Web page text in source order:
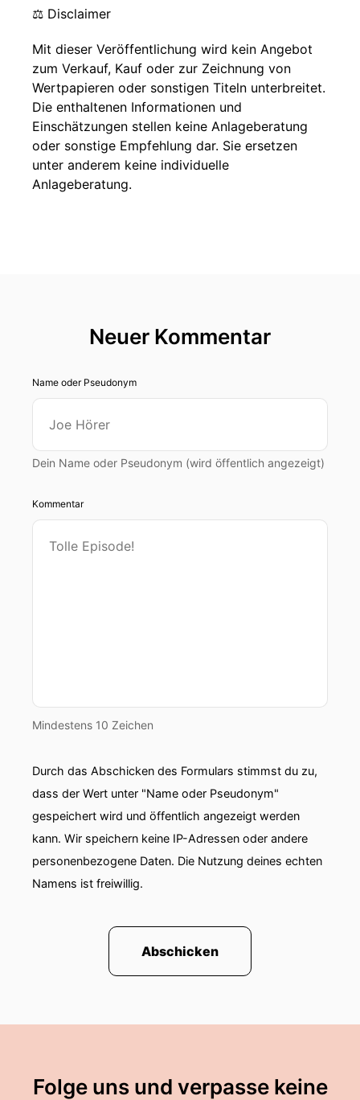
⚖️ Disclaimer
Mit dieser Veröffentlichung wird kein Angebot
zum Verkauf, Kauf oder zur Zeichnung von
Wertpapieren oder sonstigen Titeln unterbreitet.
Die enthaltenen Informationen und
Einschätzungen stellen keine Anlageberatung
oder sonstige Empfehlung dar. Sie ersetzen
unter anderem keine individuelle
Anlageberatung.
Neuer Kommentar
Name oder Pseudonym
Dein Name oder Pseudonym (wird öffentlich angezeigt)
Kommentar
Mindestens 10 Zeichen
Durch das Abschicken des Formulars stimmst du zu,
dass der Wert unter "Name oder Pseudonym"
gespeichert wird und öffentlich angezeigt werden
kann. Wir speichern keine IP-Adressen oder andere
personenbezogene Daten. Die Nutzung deines echten
Namens ist freiwillig.
Abschicken
Folge uns und verpasse keine